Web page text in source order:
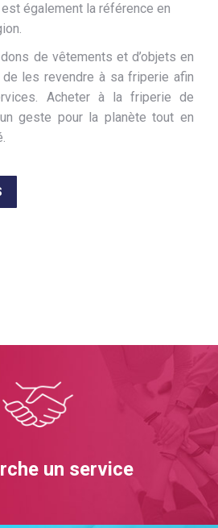
également la référence en
de vêtements et d’objets en
les revendre à sa friperie afin
Acheter à la friperie de
un geste pour la planète tout en
un service